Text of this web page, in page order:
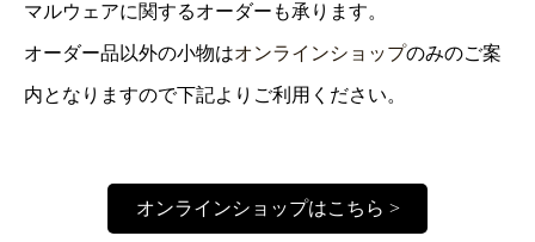
マルウェアに関するオーダーも承ります。
オーダー品以外の小物はオンラインショップのみのご案
内となりますので下記よりご利用ください。
オンラインショップはこちら >